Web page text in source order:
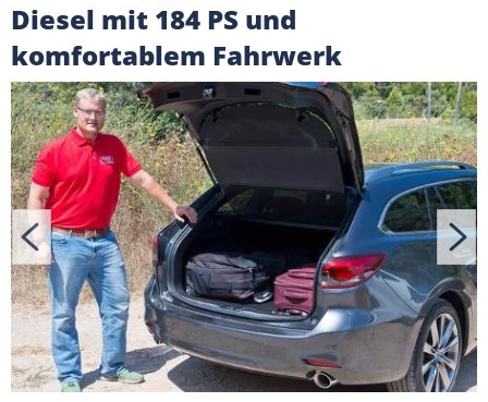
Diesel mit 184 PS und
komfortablem Fahrwerk